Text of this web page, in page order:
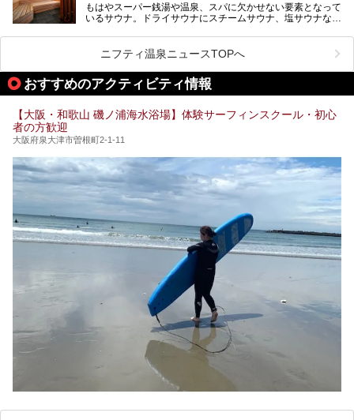
ケやボウリングといった遊び場もあり、友人同士やカップル
で“遊び+癒し”の一日を過ごすのにもぴったり。
処にいたるまで魅力をたっぷり堪能してきたので、その全容
大規模リニューアルの全容を確認すべく、リニューアルプレ
オープンイベントに行ってきました！今回はそのリニューア
もはやスーパー銭湯や温泉、スパに欠かせない要素となって
いるサウナ。ドライサウナにスチームサウナ、塩サウナな
ペース、ロウリュウなど、心ゆくまで楽しむためのサービス
が充実した施設も多くみられます。
今回はそんなサウナにこだわった、大阪府内のオススメ温
泉・銭湯・スパを30件紹介したいと思います！
ニフティ温泉ニュースTOPへ
おすすめのアクティビティ情報
【大阪・和歌山 磯ノ浦海水浴場】体験サーフィンスクール・初心
者の方歓迎
大阪府泉大津市曽根町2-1-11